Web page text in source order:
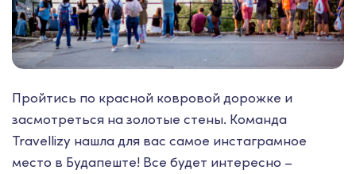
Пройтись по красной ковровой дорожке и
засмотреться на золотые стены. Команда
Travellizy нашла для вас самое инстаграмное
место в Будапеште! Все будет интересно –